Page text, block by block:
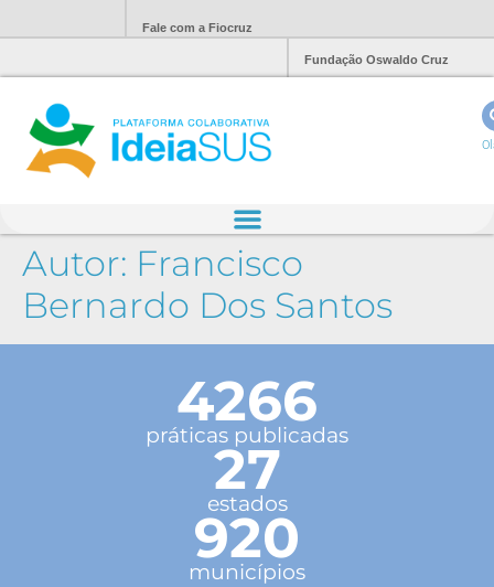
Fale com a Fiocruz
Fundação Oswaldo Cruz
Autor: Francisco
Bernardo Dos Santos
4266
práticas publicadas
27
estados
920
municípios